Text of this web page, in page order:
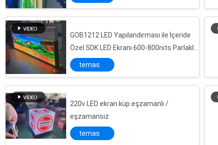
GOB1212 LED Yapılandırması ile İçeride
Özel SDK LED Ekranı 600-800nits Parlaklık
ve 1.538mm Piksel Pitch
temas
220v LED ekran küp eşzamanlı /
eşzamansız
temas